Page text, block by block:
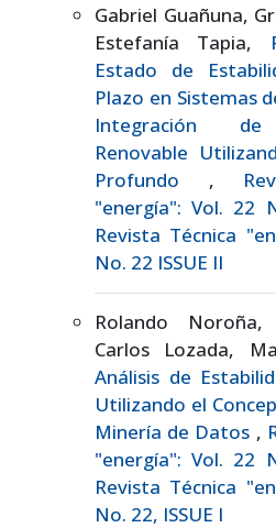
Gabriel Guañuna,
Estefanía Tapia,
Estado de
Plazo en Sistemas
Integración de
Renovable
Profundo ,
"energía": Vol. 22
Revista Técnica
No. 22 ISSUE II
Rolando Noroña,
Carlos Lozada,
Análisis de
Utilizando el
Minería de Datos ,
"energía": Vol. 22
Revista Técnica
No. 22, ISSUE I